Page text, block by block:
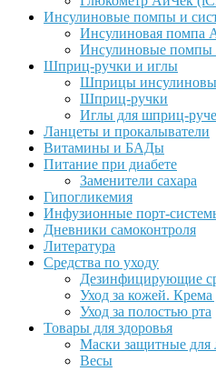
Инсулиновые помпы и
Инсулиновая помпа
Инсулиновые помпы
Шприц-ручки и иглы
Шприцы
Шприц-ручки
Иглы для шприц-
Ланцеты и прокалыватели
Витамины и БАДы
Питание при диабете
Заменители сахара
Гипогликемия
Инфузионные порт-
Дневники самоконтроля
Литература
Средства по уходу
Дезинфицирующие
Уход за кожей. Крема
Уход за полостью рта
Товары для здоровья
Маски защитные для
Весы